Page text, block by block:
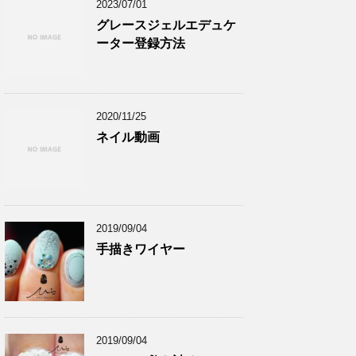
2023/07/01
グレースジェルエデュケ
ーター登録方法
2020/11/25
ネイル動画
2019/09/04
手描きワイヤー
2019/09/04